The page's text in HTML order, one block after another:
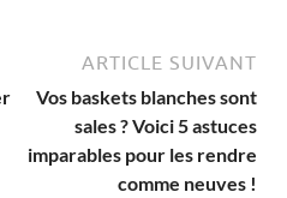
ARTICLE SUIVANT
Vos baskets blanches sont
sales ? Voici 5 astuces
imparables pour les rendre
comme neuves !